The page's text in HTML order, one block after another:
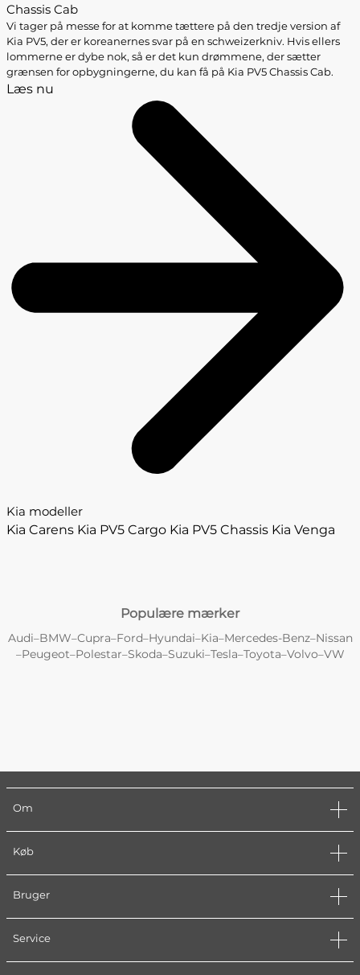
Chassis Cab
Vi tager på messe for at komme tættere på den tredje version af
Kia PV5, der er koreanernes svar på en schweizerkniv. Hvis ellers
lommerne er dybe nok, så er det kun drømmene, der sætter
grænsen for opbygningerne, du kan få på Kia PV5 Chassis Cab.
Læs nu
Kia modeller
Kia Carens Kia PV5 Cargo Kia PV5 Chassis Kia Venga
Populære mærker
Audi–BMW–Cupra–Ford–Hyundai–Kia–Mercedes-Benz–Nissan
–Peugeot–Polestar–Skoda–Suzuki–Tesla–Toyota–Volvo–VW
Om
Køb
Bruger
Service